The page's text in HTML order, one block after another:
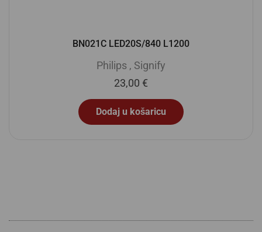
BN021C LED20S/840 L1200
Philips , Signify
23,00 €
Dodaj u košaricu